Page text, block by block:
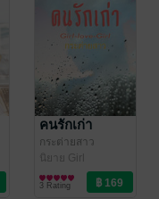
คนรักเก่า
กระต่ายสาว
นิยาย Girl
Love/Yuri
3 Rating